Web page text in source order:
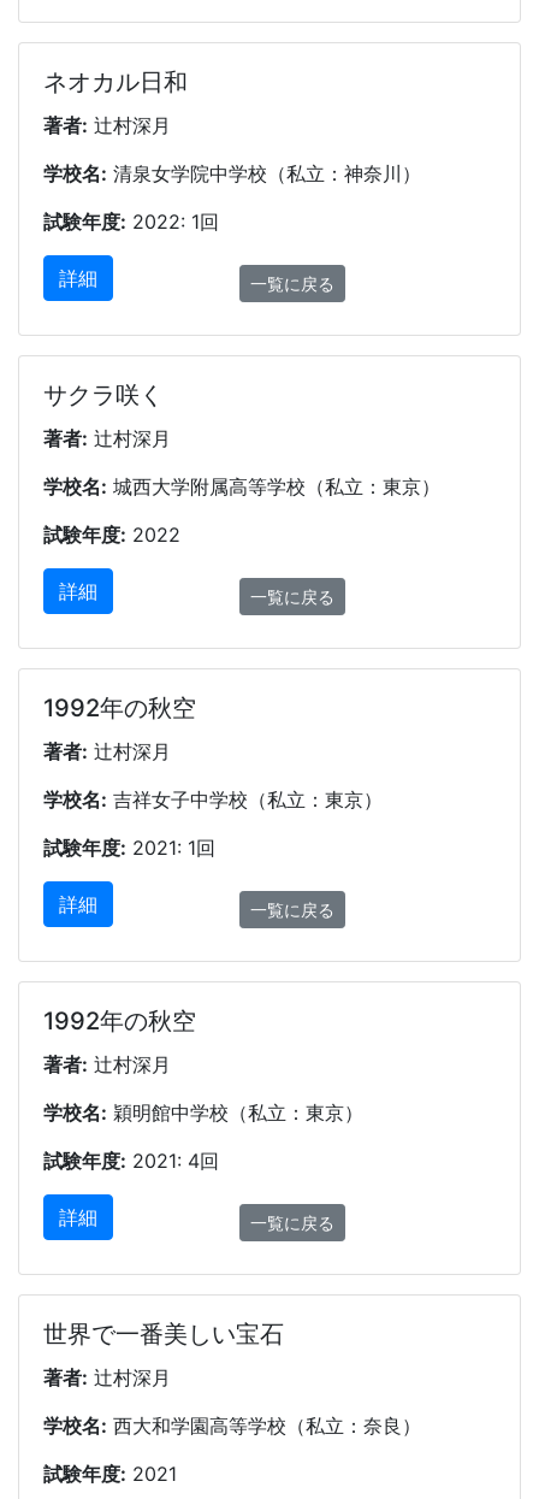
ネオカル日和
著者: 辻村深月
学校名: 清泉女学院中学校（私立：神奈川）
試験年度: 2022: 1回
詳細 一覧に戻る
サクラ咲く
著者: 辻村深月
学校名: 城西大学附属高等学校（私立：東京）
試験年度: 2022
詳細 一覧に戻る
1992年の秋空
著者: 辻村深月
学校名: 吉祥女子中学校（私立：東京）
試験年度: 2021: 1回
詳細 一覧に戻る
1992年の秋空
著者: 辻村深月
学校名: 穎明館中学校（私立：東京）
試験年度: 2021: 4回
詳細 一覧に戻る
世界で一番美しい宝石
著者: 辻村深月
学校名: 西大和学園高等学校（私立：奈良）
試験年度: 2021